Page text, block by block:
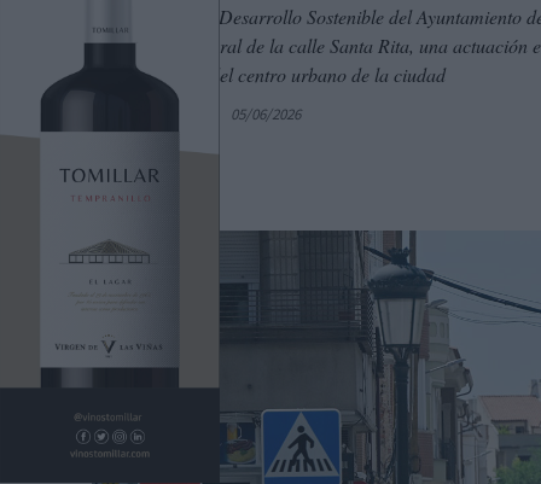
La Comisión de Desarrollo Sostenible del
renovación integral de la calle Santa Rita, una
modernización del centro urbano de la ciudad
05/06/2026